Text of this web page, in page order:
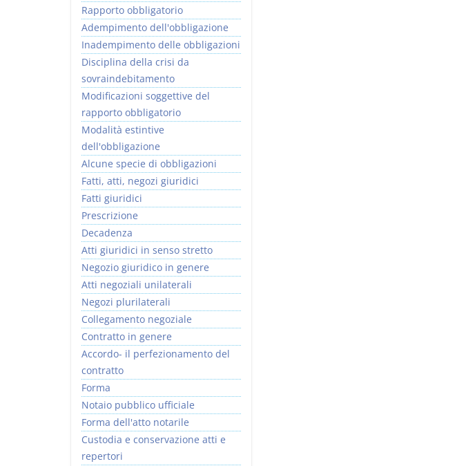
Rapporto obbligatorio
Adempimento dell'obbligazione
Inadempimento delle obbligazioni
Disciplina della crisi da
sovraindebitamento
Modificazioni soggettive del
rapporto obbligatorio
Modalità estintive
dell'obbligazione
Alcune specie di obbligazioni
Fatti, atti, negozi giuridici
Fatti giuridici
Prescrizione
Decadenza
Atti giuridici in senso stretto
Negozio giuridico in genere
Atti negoziali unilaterali
Negozi plurilaterali
Collegamento negoziale
Contratto in genere
Accordo- il perfezionamento del
contratto
Forma
Notaio pubblico ufficiale
Forma dell'atto notarile
Custodia e conservazione atti e
repertori